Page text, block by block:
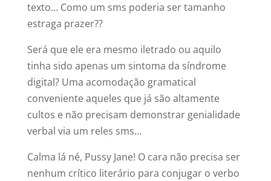
texto… Como um sms poderia ser tamanho
estraga prazer??
Será que ele era mesmo iletrado ou aquilo
tinha sido apenas um sintoma da síndrome
digital? Uma acomodação gramatical
conveniente aqueles que já são altamente
cultos e não precisam demonstrar genialidade
verbal via um reles sms…
Calma lá né, Pussy Jane! O cara não precisa ser
nenhum crítico literário para conjugar o verbo